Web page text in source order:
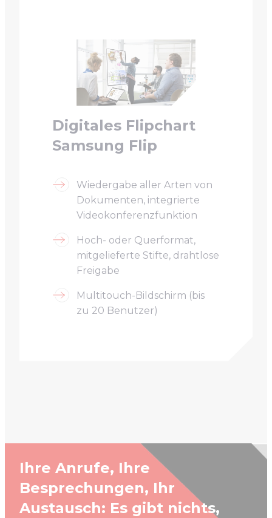
Digitales Flipchart
Samsung Flip
Wiedergabe aller Arten von
Dokumenten, integrierte
Videokonferenzfunktion
Hoch- oder Querformat,
mitgelieferte Stifte, drahtlose
Freigabe
Multitouch-Bildschirm (bis
zu 20 Benutzer)
Ihre Anrufe, Ihre
Besprechungen, Ihr
Austausch: Es gibt nichts,